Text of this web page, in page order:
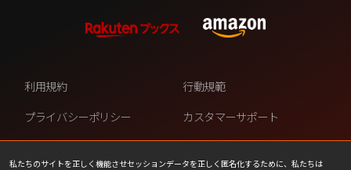
私たちのサイトを正しく機能させセッションデータを正しく匿名化するために、私たちは
利用規約
行動規範
プライバシーポリシー
カスタマーサポート
ファンコンテンツ・ポリシー
個人情報の販売や共有を許可し
ない